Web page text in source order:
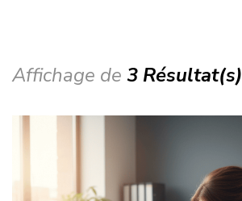
Affichage de 3 Résultat(s)